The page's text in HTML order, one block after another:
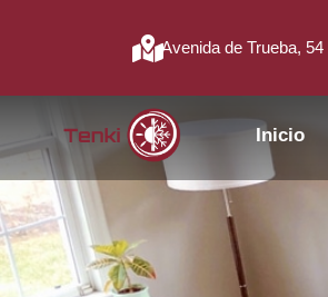
Avenida de Trueba,
Inicio